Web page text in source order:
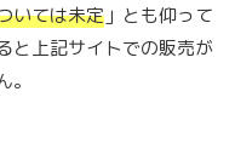
いては未定 」とも仰って
と上記サイトでの販売が